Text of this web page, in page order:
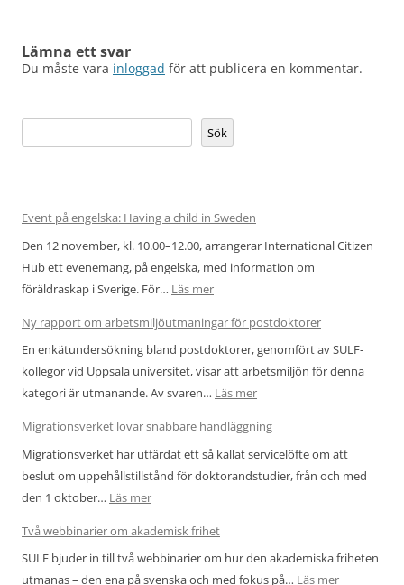
Lämna ett svar
Du måste vara inloggad för att publicera en kommentar.
Sök
Event på engelska: Having a child in Sweden
Den 12 november, kl. 10.00–12.00, arrangerar International Citizen
Hub ett evenemang, på engelska, med information om
föräldraskap i Sverige. För… Läs mer:
på
engelska:
Having
a
Sweden
Ny rapport om arbetsmiljöutmaningar för postdoktorer
En enkätundersökning bland postdoktorer, genomfört av SULF-
kollegor vid Uppsala universitet, visar att arbetsmiljön för denna
kategori är utmanande. Av svaren… Läs mer:
rapport
om
arbetsmiljöutmaningar
Migrationsverket lovar snabbare handläggning
Migrationsverket har utfärdat ett så kallat servicelöfte om att
beslut om uppehållstillstånd för doktorandstudier, från och med
den 1 oktober… Läs mer:
lovar
snabbare
Två webbinarier om akademisk frihet
SULF bjuder in till två webbinarier om hur den akademiska friheten
utmanas – den ena på svenska och med fokus på… Läs mer: